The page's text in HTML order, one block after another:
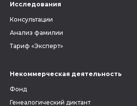
Исследования
Консультации
Анализ фамилии
Тариф «Эксперт»
Некоммерческая деятельность
Фонд
Генеалогический диктант